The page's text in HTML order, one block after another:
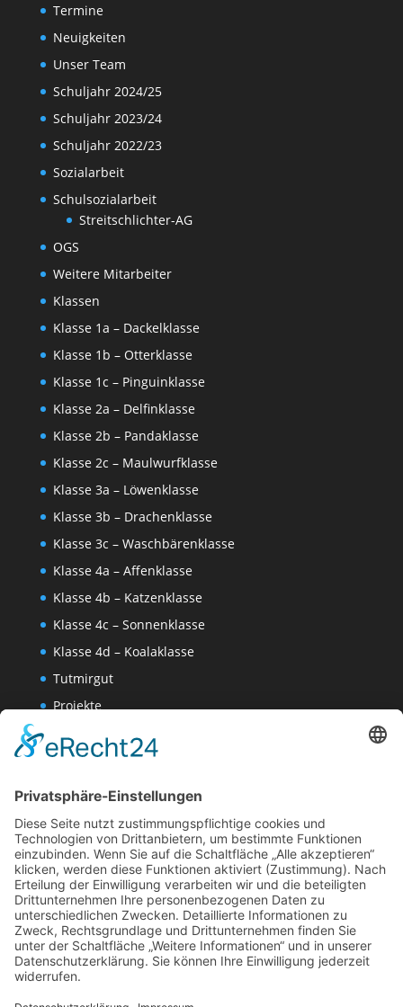
Termine
Neuigkeiten
Unser Team
Schuljahr 2024/25
Schuljahr 2023/24
Schuljahr 2022/23
Sozialarbeit
Schulsozialarbeit
Streitschlichter-AG
OGS
Weitere Mitarbeiter
Klassen
Klasse 1a – Dackelklasse
Klasse 1b – Otterklasse
Klasse 1c – Pinguinklasse
Klasse 2a – Delfinklasse
Klasse 2b – Pandaklasse
Klasse 2c – Maulwurfklasse
Klasse 3a – Löwenklasse
Klasse 3b – Drachenklasse
Klasse 3c – Waschbärenklasse
Klasse 4a – Affenklasse
Klasse 4b – Katzenklasse
Klasse 4c – Sonnenklasse
Klasse 4d – Koalaklasse
Tutmirgut
Projekte
Wissenschaften-AG
Datenschutzerklärung
Website Administration